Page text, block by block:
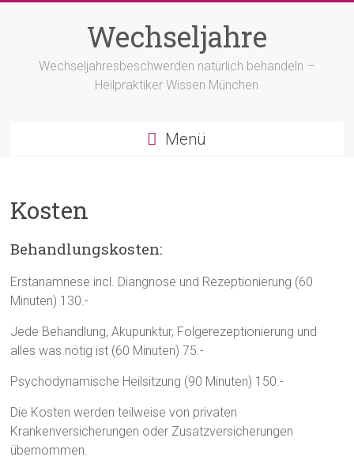
Wechseljahre
Wechseljahresbeschwerden natürlich behandeln –
Heilpraktiker Wissen München
Menü
Kosten
Behandlungskosten:
Erstanamnese incl. Diangnose und Rezeptionierung (60
Minuten) 130.-
Jede Behandlung, Akupunktur, Folgerezeptionierung und
alles was nötig ist (60 Minuten) 75.-
Psychodynamische Heilsitzung (90 Minuten) 150.-
Die Kosten werden teilweise von privaten
Krankenversicherungen oder Zusatzversicherungen
übernommen.